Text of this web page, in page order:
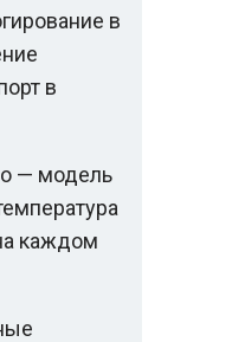
в
в
— модель
каждом